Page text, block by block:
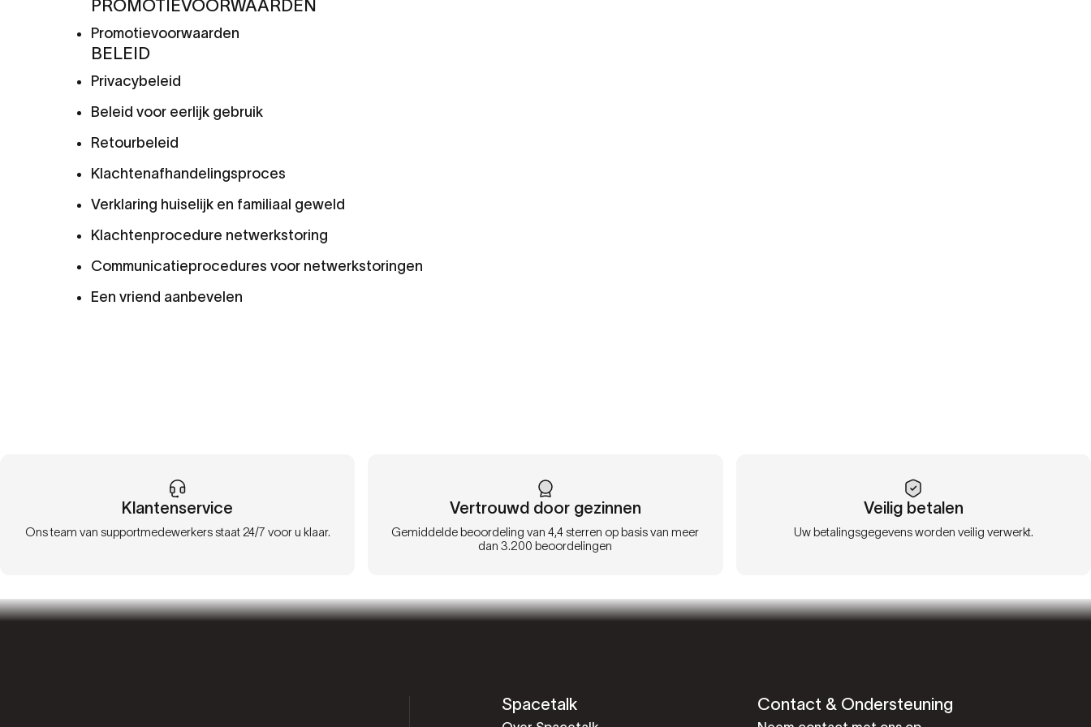
PROMOTIEVOORWAARDEN
Promotievoorwaarden
BELEID
Privacybeleid
Beleid voor eerlijk gebruik
Retourbeleid
Klachtenafhandelingsproces
Verklaring huiselijk en familiaal geweld
Klachtenprocedure netwerkstoring
Communicatieprocedures voor netwerkstoringen
Een vriend aanbevelen
Klantenservice
Ons team van supportmedewerkers staat 24/7 voor u klaar.
Vertrouwd door gezinnen
Gemiddelde beoordeling van 4,4 sterren op basis van meer
dan 3.200 beoordelingen
Veilig betalen
Uw betalingsgegevens worden veilig verwerkt.
Spacetalk Contact & Ondersteuning